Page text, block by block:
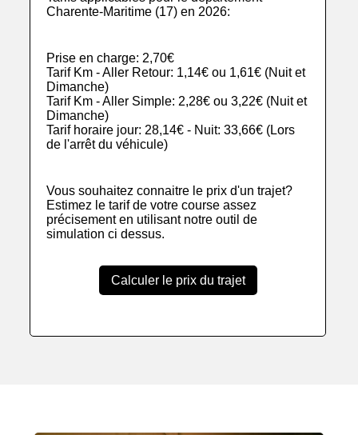
Charente-Maritime (17) en 2026:
Prise en charge: 2,70€
Tarif Km - Aller Retour: 1,14€ ou 1,61€ (Nuit et
Dimanche)
Tarif Km - Aller Simple: 2,28€ ou 3,22€ (Nuit et
Dimanche)
Tarif horaire jour: 28,14€ - Nuit: 33,66€ (Lors
de l'arrêt du véhicule)
Vous souhaitez connaitre le prix d'un trajet?
Estimez le tarif de votre course assez
précisement en utilisant notre outil de
simulation ci dessus.
Calculer le prix du trajet